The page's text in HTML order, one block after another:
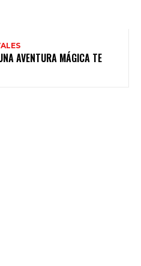
AVENTURA MÁGICA TE